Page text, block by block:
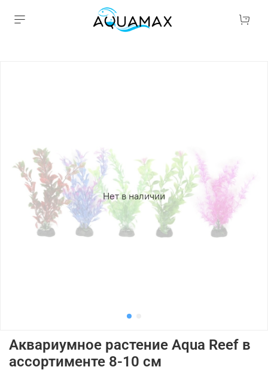
Нет в наличии
Аквариумное растение Aqua Reef в
ассортименте 8-10 см